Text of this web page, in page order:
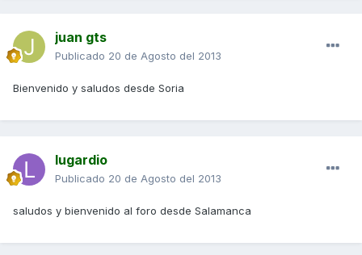
juan gts
Publicado 20 de Agosto del 2013
Bienvenido y saludos desde Soria
lugardio
Publicado 20 de Agosto del 2013
saludos y bienvenido al foro desde Salamanca